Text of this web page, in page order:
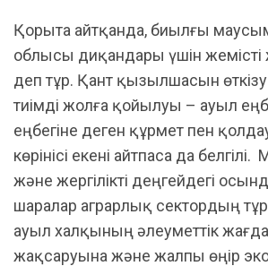
Қорыта айтқанда, биылғы
облысы диқандары үшін
деп тұр. Қант қызылшасын өткізу
тиімді жолға қойылуы – ауыл
еңбегіне деген құрмет пен
көрінісі екені айтпаса да белгілі.
және жергілікті деңгейдегі
шаралар аграрлық сектордың
ауыл халқының әлеуметтік
жақсаруына және жалпы өңір